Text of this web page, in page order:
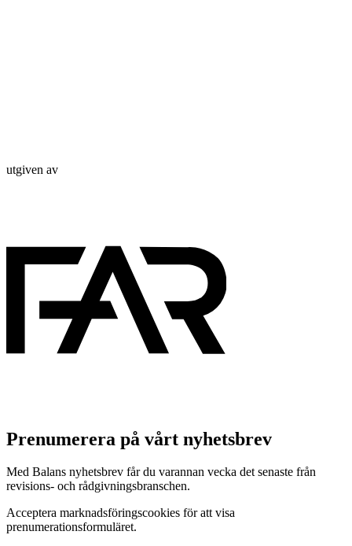
utgiven av
Prenumerera på vårt nyhetsbrev
Med Balans nyhetsbrev får du varannan vecka det senaste från
revisions- och rådgivningsbranschen.
Acceptera marknadsföringscookies för att visa
prenumerationsformuläret.